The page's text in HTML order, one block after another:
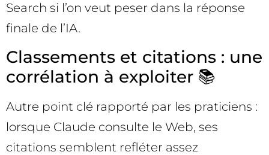
Search si l’on veut peser dans la réponse
finale de l’IA.
Classements et citations : une
corrélation à exploiter 📚
Autre point clé rapporté par les praticiens :
lorsque Claude consulte le Web, ses
citations semblent refléter assez